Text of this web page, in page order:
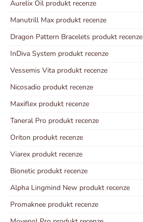
Aurelix Oil produkt recenze
Manutrill Max produkt recenze
Dragon Pattern Bracelets produkt recenze
InDiva System produkt recenze
Vessemis Vita produkt recenze
Nicosadio produkt recenze
Maxiflex produkt recenze
Taneral Pro produkt recenze
Oriton produkt recenze
Viarex produkt recenze
Bionetic produkt recenze
Alpha Lingmind New produkt recenze
Promaknee produkt recenze